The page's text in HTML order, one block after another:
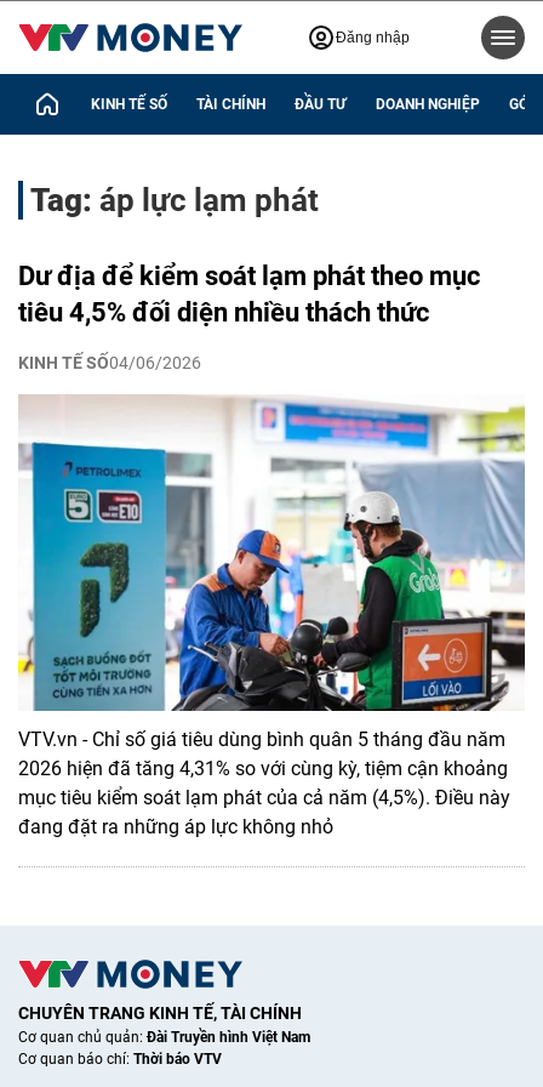
Đăng nhập
KINH TẾ SỐ TÀI CHÍNH ĐẦU TƯ DOANH NGHIỆP GÓC
Tag: áp lực lạm phát
Dư địa để kiểm soát lạm phát theo mục
tiêu 4,5% đối diện nhiều thách thức
KINH TẾ SỐ04/06/2026
VTV.vn - Chỉ số giá tiêu dùng bình quân 5 tháng đầu năm
2026 hiện đã tăng 4,31% so với cùng kỳ, tiệm cận khoảng
mục tiêu kiểm soát lạm phát của cả năm (4,5%). Điều này
đang đặt ra những áp lực không nhỏ
CHUYÊN TRANG KINH TẾ, TÀI CHÍNH
Cơ quan chủ quản:Đài Truyền hình Việt Nam
Cơ quan báo chí: Thời báo VTV